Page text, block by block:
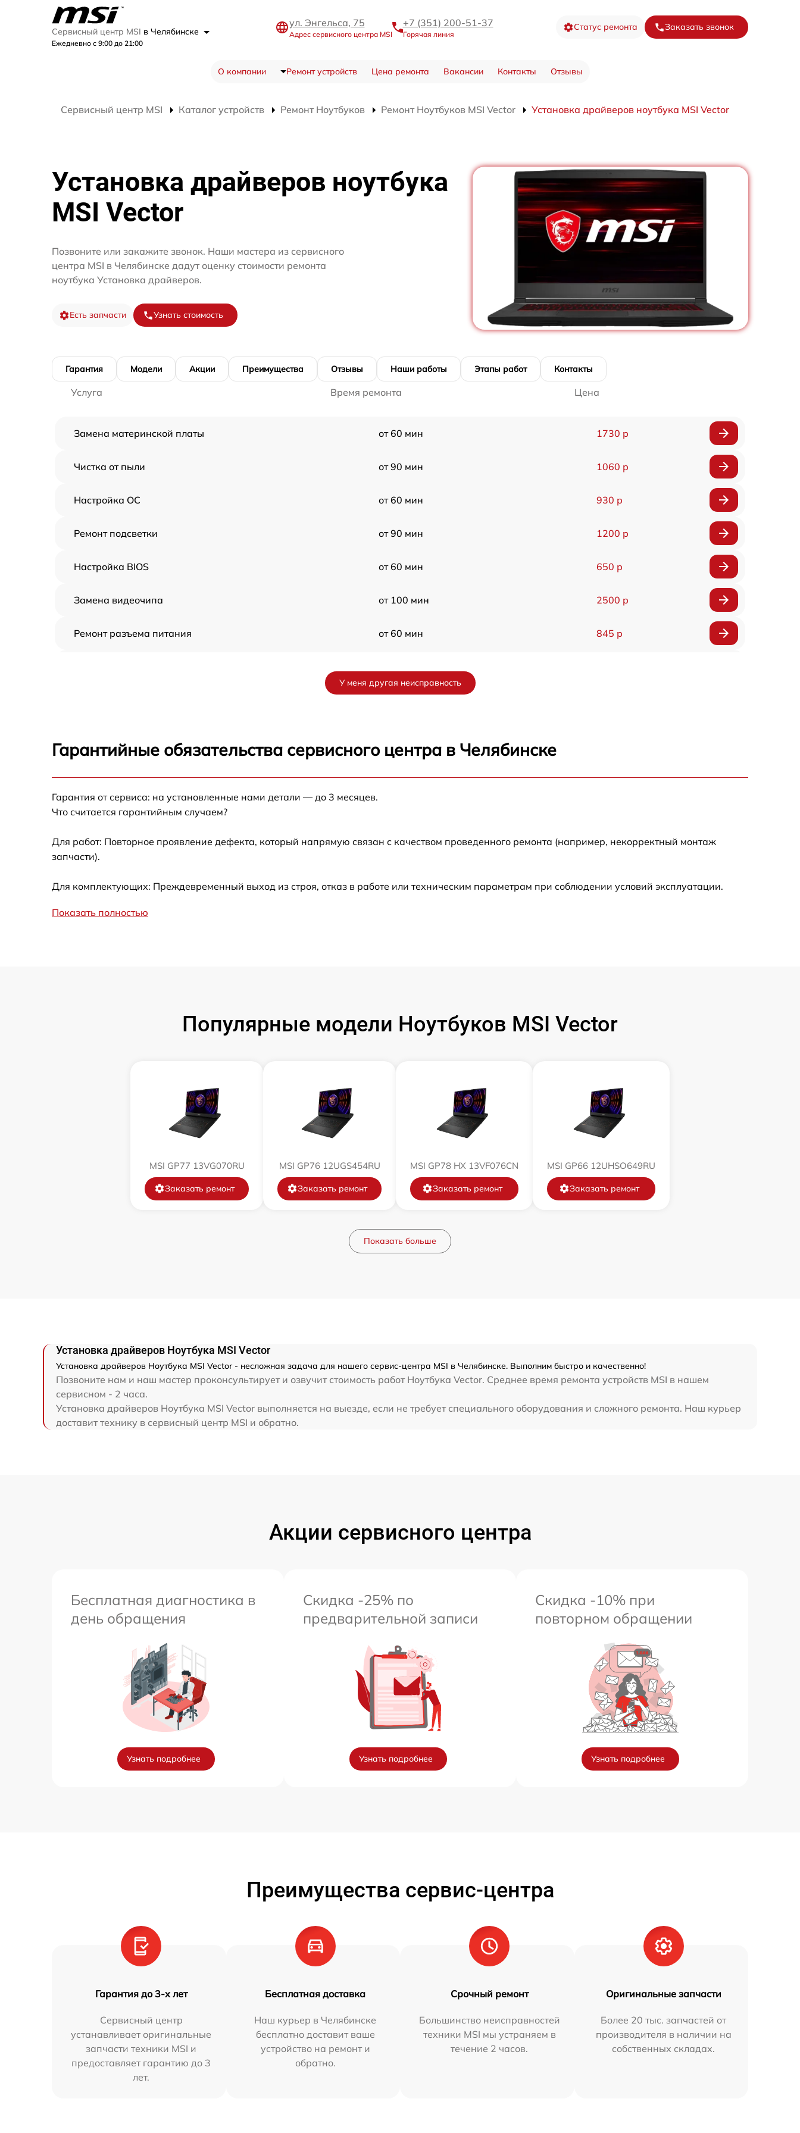
Сервисный центр MSI в Челябинске
Ежедневно с 9:00 до 21:00
ул. Энгельса, 75
Адрес сервисного центра MSI
+7 (351) 200-51-37
Горячая линия
Статус ремонта Заказать звонок
О компании Ремонт устройств Цена ремонта Вакансии Контакты Отзывы
Сервисный центр MSI Каталог устройств Ремонт Ноутбуков Ремонт Ноутбуков MSI Vector Установка драйверов ноутбука MSI Vector
Установка драйверов ноутбука
MSI Vector
Позвоните или закажите звонок. Наши мастера из сервисного
центра MSI в Челябинске дадут оценку стоимости ремонта
ноутбука Установка драйверов.
Есть запчасти Узнать стоимость
Гарантия Модели Акции Преимущества Отзывы Наши работы Этапы работ Контакты
Услуга Время ремонта Цена
Замена материнской платы от 60 мин 1730 р
Чистка от пыли от 90 мин 1060 р
Настройка ОС от 60 мин 930 р
Ремонт подсветки от 90 мин 1200 р
Настройка BIOS от 60 мин 650 р
Замена видеочипа от 100 мин 2500 р
Ремонт разъема питания от 60 мин 845 р
Замена вебкамеры
от 60 мин 1050 р
1545 р
Замена системы охлаждения 1645 р
Замена термопасты от 30 мин 1095 р
Замена шлейфа матрицы от 80 мин 950 р
от 80 мин
Замена HDMI от 60 мин 495 р
У меня другая неисправность
Гарантийные обязательства сервисного центра в Челябинске
Гарантия от сервиса: на установленные нами детали — до 3 месяцев.
Что считается гарантийным случаем?
Для работ: Повторное проявление дефекта, который напрямую связан с качеством проведенного ремонта (например, некорректный монтаж
запчасти).
Для комплектующих: Преждевременный выход из строя, отказ в работе или техническим параметрам при соблюдении условий эксплуатации.
Показать полностью
Популярные модели Ноутбуков MSI Vector
MSI GP77 13VG070RU
Заказать ремонт
MSI GP76 12UGS454RU
Заказать ремонт
MSI GP78 HX 13VF076CN
Заказать ремонт
MSI GP66 12UHSO649RU
Заказать ремонт
Показать больше
Установка драйверов Ноутбука MSI Vector
Установка драйверов Ноутбука MSI Vector - несложная задача для нашего сервис-центра MSI в Челябинске. Выполним быстро и качественно!
Позвоните нам и наш мастер проконсультирует и озвучит стоимость работ Ноутбука Vector. Среднее время ремонта устройств MSI в нашем
сервисном - 2 часа.
Установка драйверов Ноутбука MSI Vector выполняется на выезде, если не требует специального оборудования и сложного ремонта. Наш курьер
доставит технику в сервисный центр MSI и обратно.
Акции сервисного центра
Бесплатная диагностика в
день обращения
Узнать подробнее
Скидка -25% по
предварительной записи
Узнать подробнее
Скидка -10% при
повторном обращении
Узнать подробнее
Преимущества сервис-центра
Гарантия до 3-х лет
Сервисный центр
устанавливает оригинальные
запчасти техники MSI и
предоставляет гарантию до 3
лет.
Бесплатная доставка
Наш курьер в Челябинске
бесплатно доставит ваше
устройство на ремонт и
обратно.
Срочный ремонт
Большинство неисправностей
техники MSI мы устраняем в
течение 2 часов.
Оригинальные запчасти
Более 20 тыс. запчастей от
производителя в наличии на
собственных складах.